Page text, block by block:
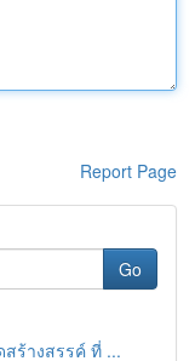
Report Page
Go
ร้างสรรค์ ที่ ...